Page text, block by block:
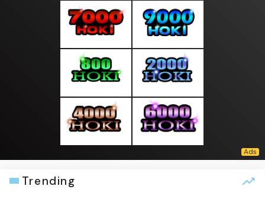
Trending